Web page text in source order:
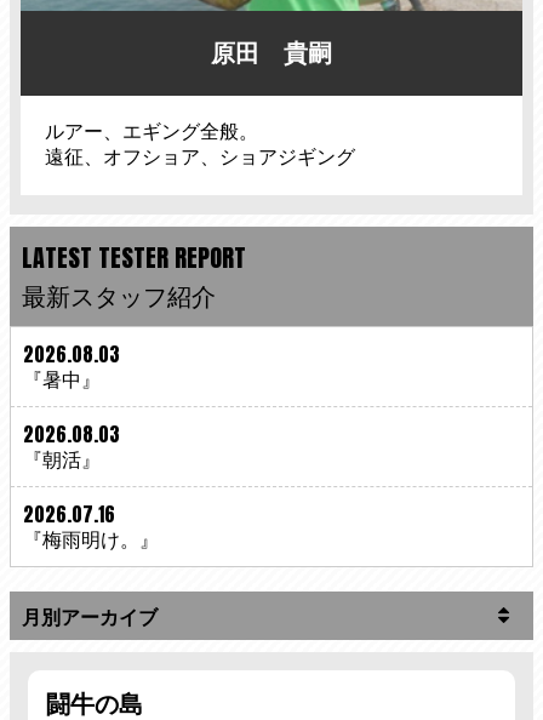
原田 貴嗣
ルアー、エギング全般。
遠征、オフショア、ショアジギング
LATEST TESTER REPORT
最新スタッフ紹介
2026.08.03
『暑中』
2026.08.03
『朝活』
2026.07.16
『梅雨明け。』
闘牛の島